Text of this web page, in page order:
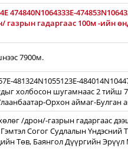
474840N1064333E-
гадаргаас 100м -ийн
7900м.
481324N1055123E-
холбосон шугамнаас 2 тийш
Орхон аймаг-Булган
/дрон/-газрын гадаргаас
Согог Судлалын Үндэсний
Төв, Баянгол Дүүргийн